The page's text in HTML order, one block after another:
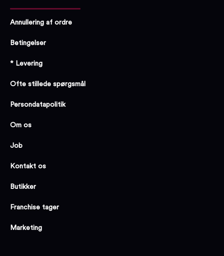
Annullering af ordre
Betingelser
* Levering
Ofte stillede spørgsmål
Persondatapolitik
Om os
Job
Kontakt os
Butikker
Franchise tager
Marketing